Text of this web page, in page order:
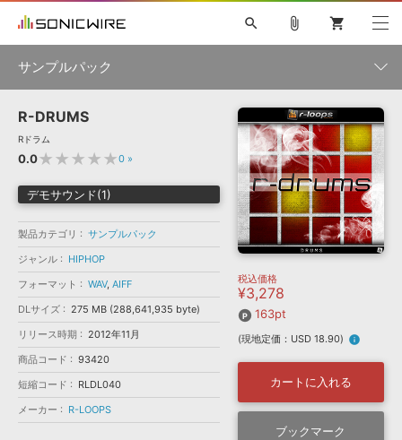
ソフト音源 »
プラグイン・エフェクト »
サンプルパック »
ソフトウェア／ツール »
DAW »
効果音 »
キャンペーン »
特集 »
ニュースレター »
SONICWIREブログ »
製品サポート情報 »
DTMガイド »
FAQ »
お問い合わせ »
音楽カード
楽曲配信流通 サービス
無償のサウンド管理ソフト
search
初音ミク NT 巡音ルカ V4X
MEIKO V3
KAITO V3
TOONTRACK
SPITFIRE AUDIO
VIENNA
EZ DRUMMER 3
ライセンスフリーBGM
サンプルパックを試そう
ボーカル抜き出し
DUBSTEP
MUTANT
ROUTER.FM
ソフト音源 プラグイン・エフェクト
ソフトウェア／ツール 効果音
attach_file shopping_cart
サンプルパック
製品一覧
ジャンル
メーカー
フォーマット
ランキング
R-DRUMS
Rドラム
0.0★★★★★0 »
デモサウンド(1)
製品カテゴリ
サンプルパック
ジャンル
HIPHOP
フォーマット
WAV, AIFF
DLサイズ
275 MB (288,641,935 byte)
リリース時期
2012年11月
商品コード
93420
短縮コード
RLDL040
メーカー
R-LOOPS
税込価格
¥3,278
163pt
(現地定価：USD 18.90) info
カートに入れる
ブックマーク